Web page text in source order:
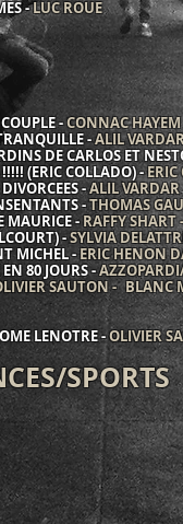
-LUC ROUE
-CONNAC
-ALIL
DE CARLOS ET
(ERIC COLLADO) -ERIC
-ALIL VARDAR
-THOMAS
MAURICE -RAFFY
-SYLVIA
MICHEL -ERIC HENON
80 JOURS -
SAUTON - BLANC
LENOTRE -OLIVIER
SPORTS